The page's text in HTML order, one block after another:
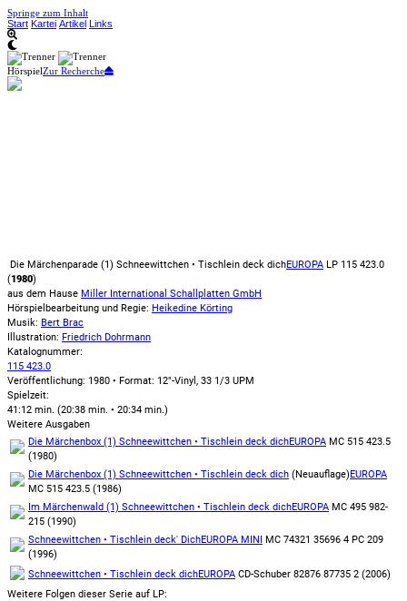
Springe zum Inhalt
Start Kartei Artikel Links
HörspielZur Recherche
Die Märchenparade (1) Schneewittchen • Tischlein deck dichEUROPA LP 115 423.0
(1980)
aus dem Hause Miller International Schallplatten GmbH
Hörspielbearbeitung und Regie: Heikedine Körting
Musik: Bert Brac
Illustration: Friedrich Dohrmann
Katalognummer:
115 423.0
Veröffentlichung: 1980 • Format: 12"-Vinyl, 33 1/3 UPM
Spielzeit:
41:12 min. (20:38 min. • 20:34 min.)
Weitere Ausgaben
Die Märchenbox (1) Schneewittchen • Tischlein deck dichEUROPA MC 515 423.5
(1980)
Die Märchenbox (1) Schneewittchen • Tischlein deck dich (Neuauflage)EUROPA
MC 515 423.5 (1986)
Im Märchenwald (1) Schneewittchen • Tischlein deck dichEUROPA MC 495 982-
215 (1990)
Schneewittchen • Tischlein deck' DichEUROPA MINI MC 74321 35696 4 PC 209
(1996)
Schneewittchen • Tischlein deck dichEUROPA CD-Schuber 82876 87735 2 (2006)
Weitere Folgen dieser Serie auf LP: